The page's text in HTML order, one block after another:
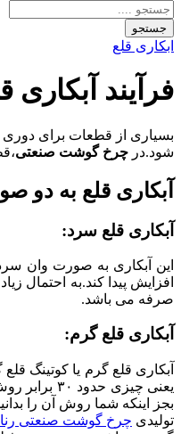
جستجو
ابکاری قلع
فرآیند آبکاری
بسیاری از قطعات برای دوری
شود.در چرخ گوشت صنعتی
آبکاری قلع به دو
آبکاری قلع سرد:
افزایش پیدا کند.به
صرفه می باشد.
آبکاری قلع گرم:
یعنی
بجز اینکه شما روش آن را
تولیدی چرخ گوشت صنعتی